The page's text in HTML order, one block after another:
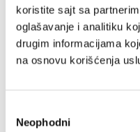
koristite sajt sa
oglašavanje i analitiku
drugim informacijama
na osnovu korišćenja
сагласности
Neophodni
Lozinka